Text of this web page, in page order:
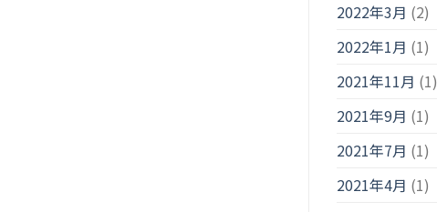
2022年3月 (2)
2022年1月 (1)
2021年11月 (1)
2021年9月 (1)
2021年7月 (1)
2021年4月 (1)